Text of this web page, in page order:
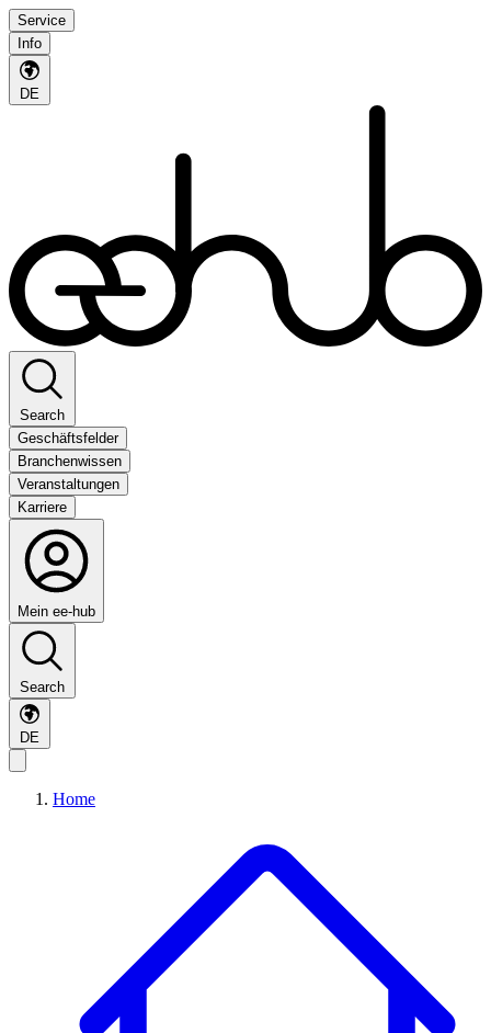
Service
Info
DE
Search
Geschäftsfelder
Branchenwissen
Veranstaltungen
Karriere
Mein ee-hub
Search
DE
Home